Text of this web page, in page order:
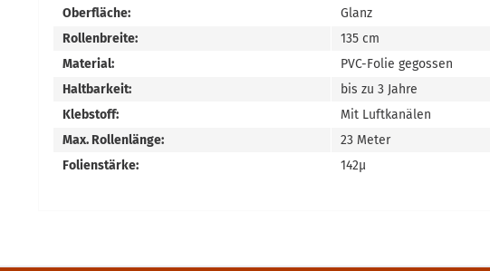
Oberfläche:
Glanz
Rollenbreite:
135 cm
Material:
PVC-Folie gegossen
Haltbarkeit:
bis zu 3 Jahre
Klebstoff:
Mit Luftkanälen
Max. Rollenlänge:
23 Meter
Folienstärke:
142µ